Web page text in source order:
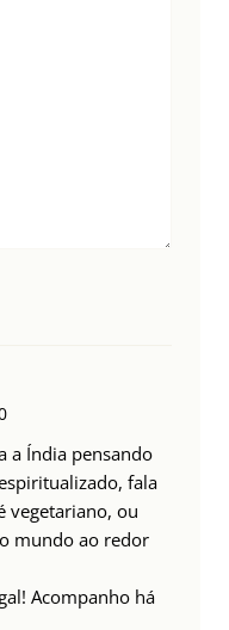
a Índia pensando
fala
vegetariano, ou
mundo ao redor
Acompanho há